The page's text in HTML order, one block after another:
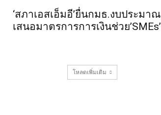
‘สภาเอสเอ็มอี’ยื่นกมธ.งบประมาณ
เสนอมาตรการการเงินช่วย’SMEs’
โหลดเพิ่มเติม